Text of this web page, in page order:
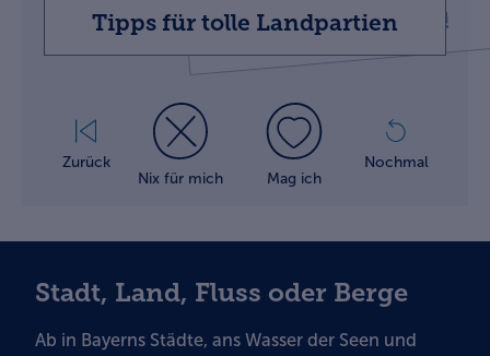
Tipps für tolle Landpartien
Wohltaten!
Zurück
Nix für mich
Mag ich
Nochmal
Stadt, Land, Fluss oder Berge
Ab in Bayerns Städte, ans Wasser der Seen und